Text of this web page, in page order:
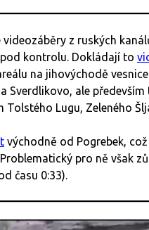
videozáběry z ruských
kontrolu. Dokládají to
na jihovýchodě
Sverdlikovo, ale
Lugu, Zeleného
východně od Pogrebek,
Problematický pro ně však
času 0:33).